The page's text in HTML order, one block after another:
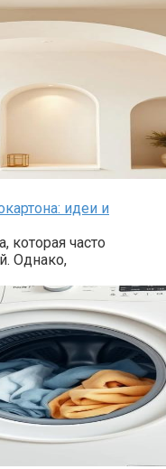
идеи и
которая часто
Однако,